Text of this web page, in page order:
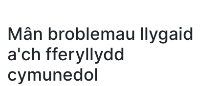
Mân broblemau llygaid
a'ch fferyllydd
cymunedol